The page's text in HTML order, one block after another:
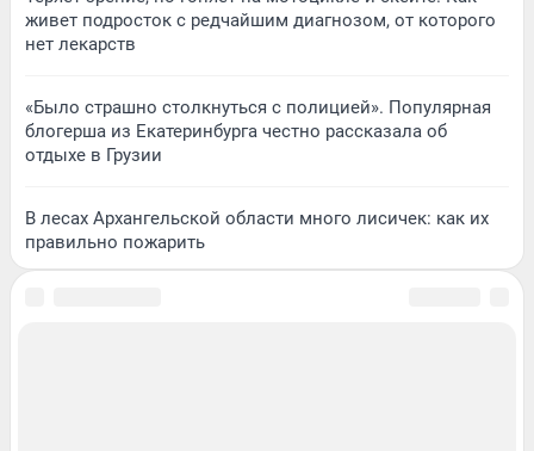
живет подросток с редчайшим диагнозом, от которого
нет лекарств
«Было страшно столкнуться с полицией». Популярная
блогерша из Екатеринбурга честно рассказала об
отдыхе в Грузии
В лесах Архангельской области много лисичек: как их
правильно пожарить